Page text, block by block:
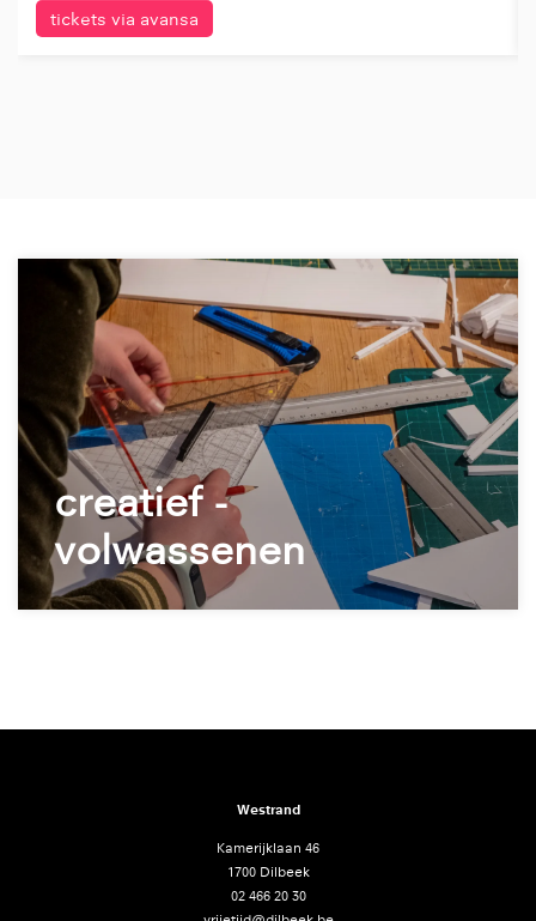
tickets via avansa
creatief -
volwassenen
Westrand
Kamerijklaan 46
1700 Dilbeek
02 466 20 30